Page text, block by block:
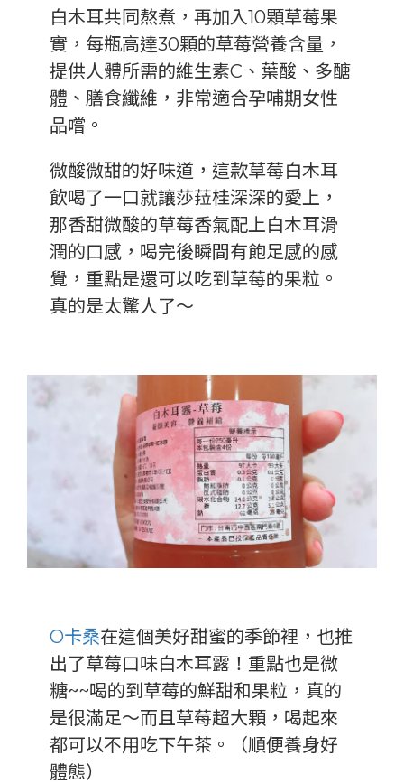
白木耳共同熬煮，再加入10顆草莓果
實，每瓶高達30顆的草莓營養含量，
提供人體所需的維生素C、葉酸、多醣
體、膳食纖維，非常適合孕哺期女性
品嚐。
微酸微甜的好味道，這款草莓白木耳
飲喝了一口就讓莎菈桂深深的愛上，
那香甜微酸的草莓香氣配上白木耳滑
潤的口感，喝完後瞬間有飽足感的感
覺，重點是還可以吃到草莓的果粒。
真的是太驚人了～
O卡桑在這個美好甜蜜的季節裡，也推
出了草莓口味白木耳露！重點也是微
糖~~喝的到草莓的鮮甜和果粒，真的
是很滿足～而且草莓超大顆，喝起來
都可以不用吃下午茶。（順便養身好
體態）